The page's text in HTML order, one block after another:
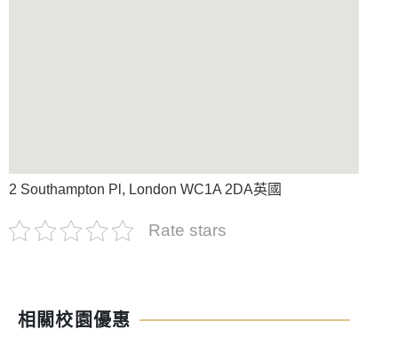
2 Southampton Pl, London WC1A 2DA英國
Rate stars
相關校園優惠